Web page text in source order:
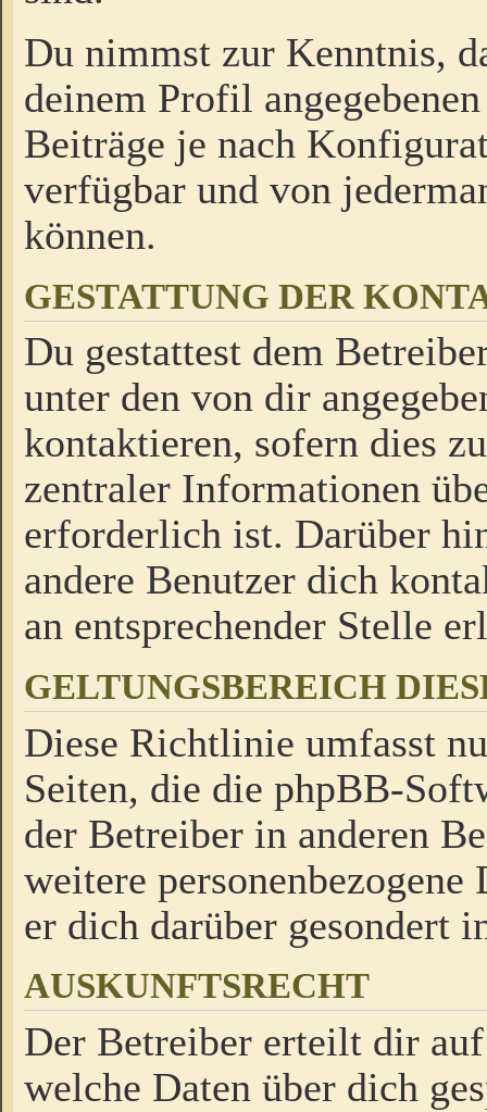
Du nimmst zur Kenntnis,
deinem Profil
Beiträge je nach
verfügbar und von
können.
GESTATTUNG DER
Du gestattest dem
unter den von dir
kontaktieren, sofern dies
zentraler Informationen
erforderlich ist. Darüber
andere Benutzer dich
an entsprechender Stelle
GELTUNGSBEREICH
Diese Richtlinie umfasst
Seiten, die die phpBB-
der Betreiber in anderen
weitere
er dich darüber gesondert
AUSKUNFTSRECHT
Der Betreiber erteilt dir
welche Daten über dich